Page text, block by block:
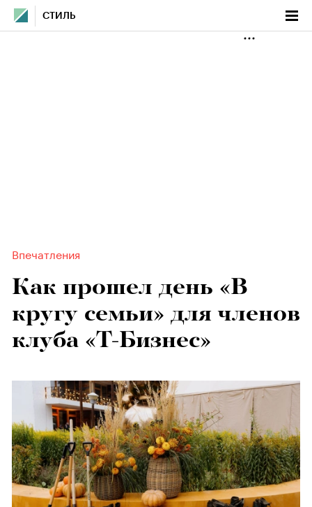
СТИЛЬ
Впечатления
Как прошел день «В
кругу семьи» для членов
клуба «Т-Бизнес»